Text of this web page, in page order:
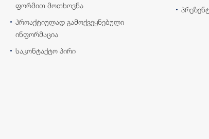
ფორმით მოთხოვნა
პროაქტიულად გამოქვეყნებული
ინფორმაცია
საკონტაქტო პირი